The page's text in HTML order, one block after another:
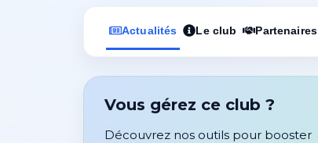
Actualités Le club Partenaires
Vous gérez ce club ?
Découvrez nos outils pour booster